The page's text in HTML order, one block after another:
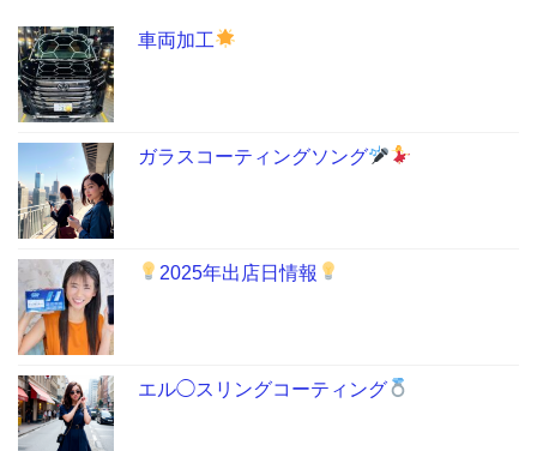
車両加工
ガラスコーティングソング
2025年出店日情報
エル◯スリングコーティング